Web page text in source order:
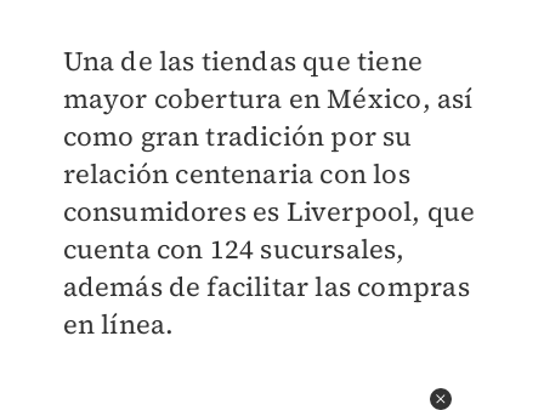
Una de las tiendas que tiene
mayor cobertura en México, así
como gran tradición por su
relación centenaria con los
consumidores es Liverpool, que
cuenta con 124 sucursales,
además de facilitar las compras
en línea.